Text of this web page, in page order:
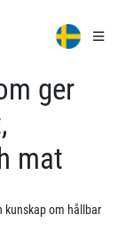
ger
mat
kunskap om hållbar